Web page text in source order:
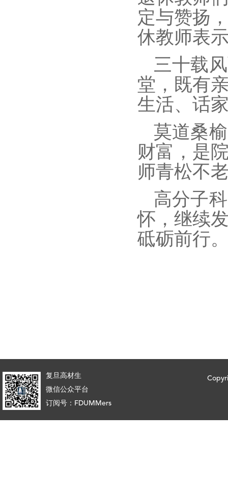
定与赞扬
休教师表
三十载
堂，既有
生活、话
莫道桑
财富，是
师青松不
高分子
怀，继续
砥砺前行
复旦高材生
微信公众平台
订阅号：FDUMMers